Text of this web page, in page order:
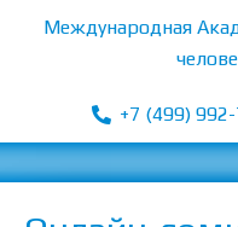
Перейти
Международная
+7 (499)